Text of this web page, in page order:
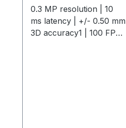
0.3 MP resolution | 10
ms latency | +/- 0.50 mm
3D accuracy1 | 100 FPS